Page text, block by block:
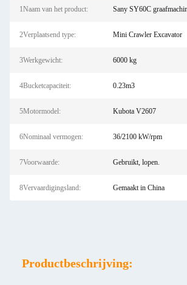
1Naam van het product: Sany SY60C
2Verplaatsend type: Mini Crawler Excavator
3Werkgewicht: 6000 kg
4Bucketcapaciteit: 0.23m3
5Motormodel: Kubota V2607
6Nominaal vermogen: 36/2100 kW/rpm
7Voorwaarde: Gebruikt, lopen.
8Vervaardigingsland: Gemaakt in China
Productbeschrijving: